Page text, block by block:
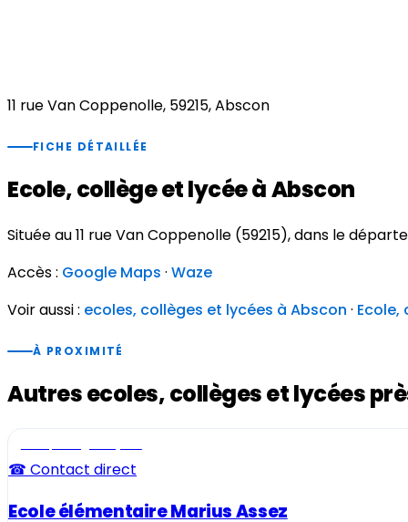
11 rue Van Coppenolle, 59215, Abscon
FICHE DÉTAILLÉE
Ecole, collège et lycée à Abscon
Située au 11 rue Van Coppenolle (59215), dans le
Accès : Google Maps · Waze
Voir aussi : ecoles, collèges et lycées à Abscon · Ecole,
À PROXIMITÉ
Autres ecoles, collèges et lycées
☎ Contact direct
Ecole élémentaire Marius Assez